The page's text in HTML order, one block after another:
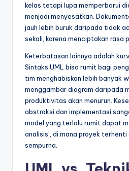
kelas tetapi lupa memperbarui
menjadi menyesatkan.
jauh lebih buruk daripada tidak
sekali, karena menciptakan rasa
Keterbatasan lainnya adalah
Sintaks UML bisa rumit bagi
tim menghabiskan lebih banyak
menggambar diagram daripada
produktivitas akan menurun.
abstraksi dan implementasi
model yang terlalu rumit dapat
analisis’, di mana proyek
sempurna.